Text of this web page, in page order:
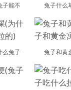
子能不 兔子什么
么兔子 兔子和黄